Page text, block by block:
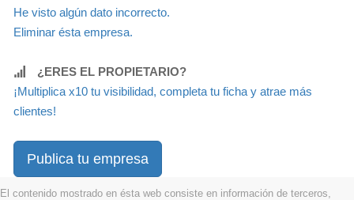
He visto algún dato incorrecto.
Eliminar ésta empresa.
¿ERES EL PROPIETARIO?
¡Multiplica x10 tu visibilidad, completa tu ficha y atrae más
clientes!
Publica tu empresa
El contenido mostrado en ésta web consiste en información de terceros,